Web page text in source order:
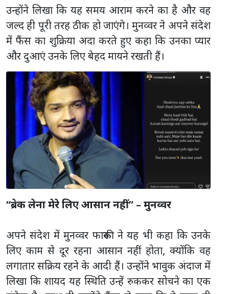
उन्होंने लिखा कि यह समय आराम करने का है और वह
जल्द ही पूरी तरह ठीक हो जाएंगे। मुनव्वर ने अपने संदेश
में फैंस का शुक्रिया अदा करते हुए कहा कि उनका प्यार
और दुआएं उनके लिए बेहद मायने रखती हैं।
“ब्रेक लेना मेरे लिए आसान नहीं” – मुनव्वर
अपने संदेश में मुनव्वर फारूकी ने यह भी कहा कि उनके
लिए काम से दूर रहना आसान नहीं होता, क्योंकि वह
लगातार सक्रिय रहने के आदी हैं। उन्होंने भावुक अंदाज में
लिखा कि शायद यह स्थिति उन्हें रुककर सोचने का एक